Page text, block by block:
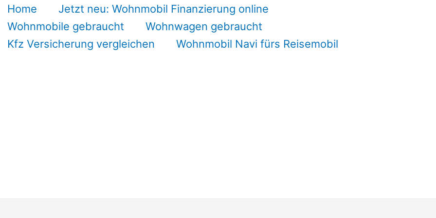
Home
Jetzt neu: Wohnmobil Finanzierung online
Wohnmobile gebraucht
Wohnwagen gebraucht
Kfz Versicherung vergleichen
Wohnmobil Navi fürs Reisemobil